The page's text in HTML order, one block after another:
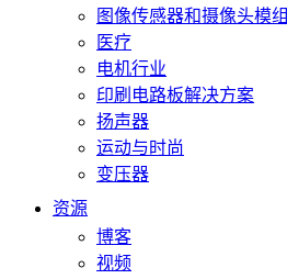
图像传感器和摄像头模组
医疗
电机行业
印刷电路板解决方案
扬声器
运动与时尚
变压器
资源
博客
视频